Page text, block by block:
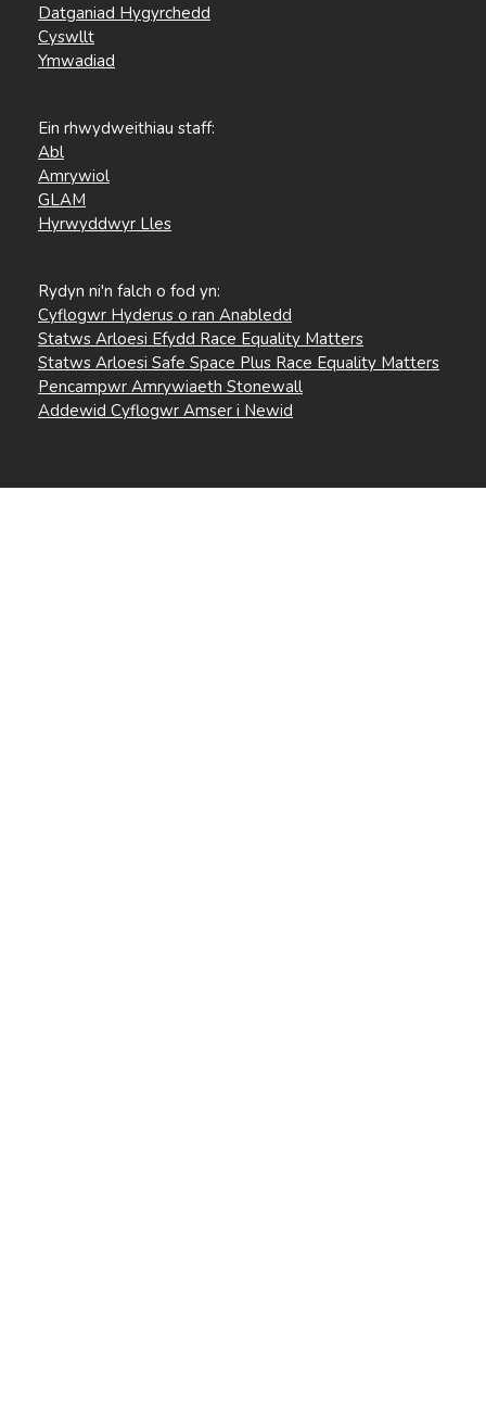
Datganiad Hygyrchedd
Cyswllt
Ymwadiad
Ein rhwydweithiau staff:
Abl
Amrywiol
GLAM
Hyrwyddwyr Lles
Rydyn ni'n falch o fod yn:
Cyflogwr Hyderus o ran Anabledd
Statws Arloesi Efydd Race Equality Matters
Statws Arloesi Safe Space Plus Race Equality Matters
Pencampwr Amrywiaeth Stonewall
Addewid Cyflogwr Amser i Newid